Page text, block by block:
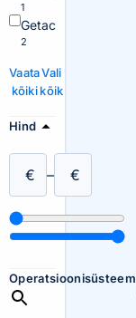
1
Getac
2
Vaata
kõiki
Vali
kõik
Hind
€ – €
Operatsioonisüsteem